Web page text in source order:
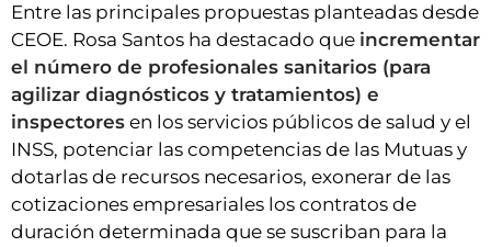
Entre las principales propuestas planteadas desde
CEOE. Rosa Santos ha destacado que incrementar
el número de profesionales sanitarios (para
agilizar diagnósticos y tratamientos) e
inspectores en los servicios públicos de salud y el
INSS, potenciar las competencias de las Mutuas y
dotarlas de recursos necesarios, exonerar de las
cotizaciones empresariales los contratos de
duración determinada que se suscriban para la